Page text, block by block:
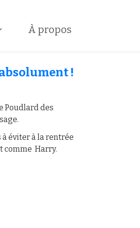
À propos
!
Poudlard des
éviter à la rentrée
comme Harry.